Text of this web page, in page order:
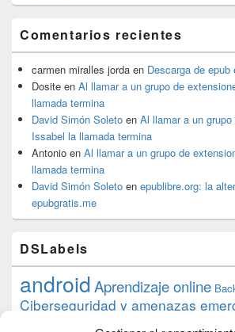
Comentarios recientes
carmen miralles jorda en Descarga de epub
Dosite en Al llamar a un grupo de
llamada termina
David Simón Soleto en Al llamar a un
Issabel la llamada termina
Antonio en Al llamar a un grupo de
llamada termina
David Simón Soleto en epublibre.org: la
epubgratis.me
DSLabels
androidAprendizaje online
Ciberseguridad y amenazas
datos debian